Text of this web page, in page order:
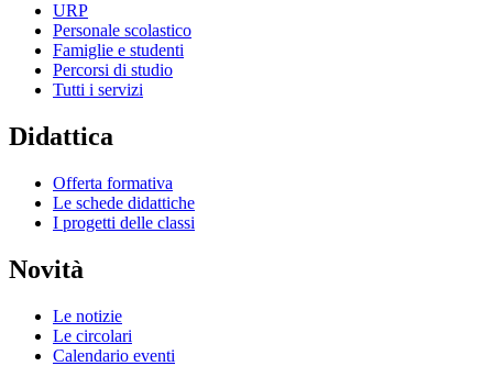
URP
Personale scolastico
Famiglie e studenti
Percorsi di studio
Tutti i servizi
Didattica
Offerta formativa
Le schede didattiche
I progetti delle classi
Novità
Le notizie
Le circolari
Calendario eventi